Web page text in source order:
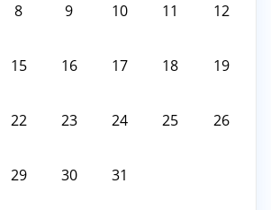
8 9 10 11 12
15 16 17 18 19
22 23 24 25 26
29 30 31